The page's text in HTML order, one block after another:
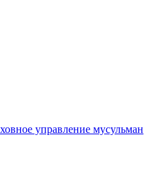
управление мусульман